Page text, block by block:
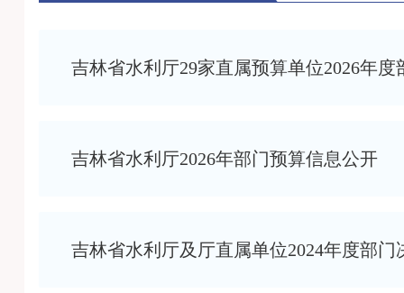
吉林省水利厅29家直属预算单位2026年
吉林省水利厅2026年部门预算信息公开
吉林省水利厅及厅直属单位2024年度部门